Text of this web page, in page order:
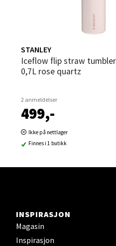
STANLEY
Iceflow flip straw tumbler termoflaske
0,7L rose quartz
2 anmeldelser
499,-
Ikke på nettlager
Finnes i 1 butikk
INSPIRASJON
Magasin
Inspirasjon
Ski - Thon Senter
Ski Storsenter,
Åpent i dag 10-21
Sortland -